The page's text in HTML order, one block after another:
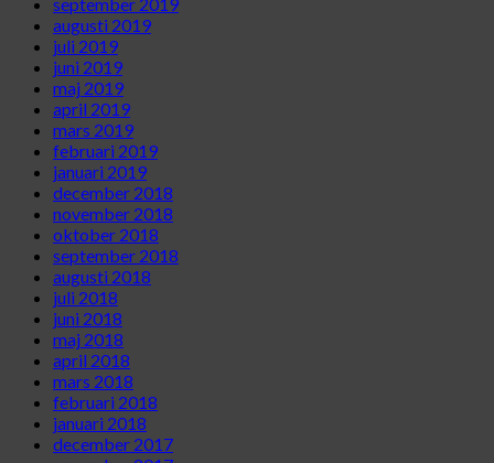
augusti 2019
juli 2019
juni 2019
maj 2019
april 2019
mars 2019
februari 2019
januari 2019
december 2018
november 2018
oktober 2018
september 2018
augusti 2018
juli 2018
juni 2018
maj 2018
april 2018
mars 2018
februari 2018
januari 2018
december 2017